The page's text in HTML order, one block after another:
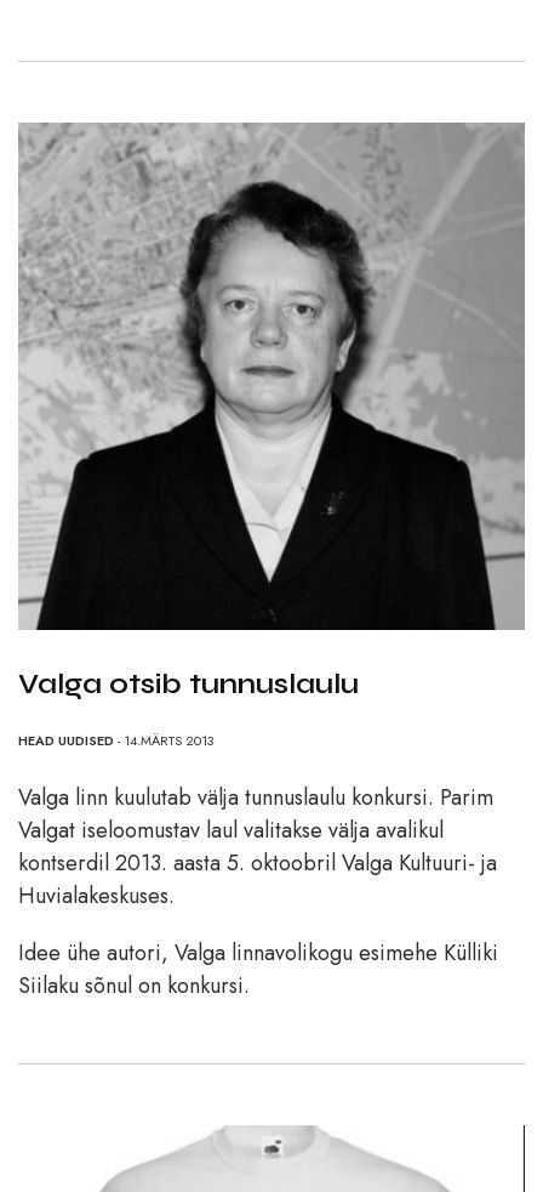
Valga otsib tunnuslaulu
HEAD UUDISED - 14.MÄRTS 2013
Valga linn kuulutab välja tunnuslaulu konkursi. Parim
Valgat iseloomustav laul valitakse välja avalikul
kontserdil 2013. aasta 5. oktoobril Valga Kultuuri- ja
Huvialakeskuses.
Idee ühe autori, Valga linnavolikogu esimehe Külliki
Siilaku sõnul on konkursi.